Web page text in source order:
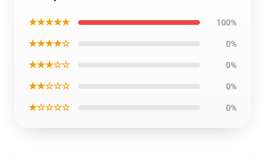
★★★★★ 100%
★★★★☆ 0%
★★★☆☆ 0%
★★☆☆☆ 0%
★☆☆☆☆ 0%